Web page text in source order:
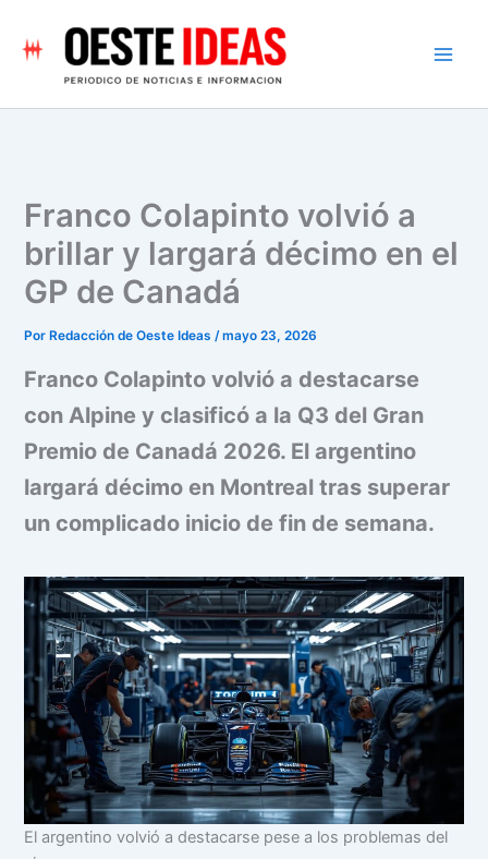
contenido
Franco Colapinto volvió a
brillar y largará décimo en el
GP de Canadá
Por Redacción de Oeste Ideas/mayo 23, 2026
Franco Colapinto volvió a destacarse
con Alpine y clasificó a la Q3 del Gran
Premio de Canadá 2026. El argentino
largará décimo en Montreal tras superar
un complicado inicio de fin de semana.
El argentino volvió a destacarse pese a los problemas del